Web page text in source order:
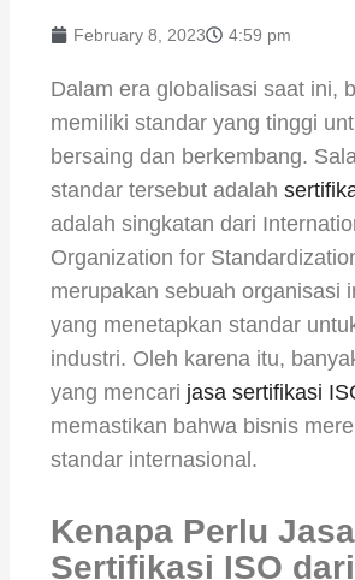
February 8, 2023 4:59 pm
Dalam era globalisasi saat ini,
memiliki standar yang tinggi
bersaing dan berkembang.
standar tersebut adalah
adalah singkatan dari
Organization for
merupakan sebuah organisasi
yang menetapkan standar
industri. Oleh karena itu,
yang mencari jasa sertifikasi
memastikan bahwa bisnis
standar internasional.
Kenapa Perlu Jasa
Sertifikasi ISO dari